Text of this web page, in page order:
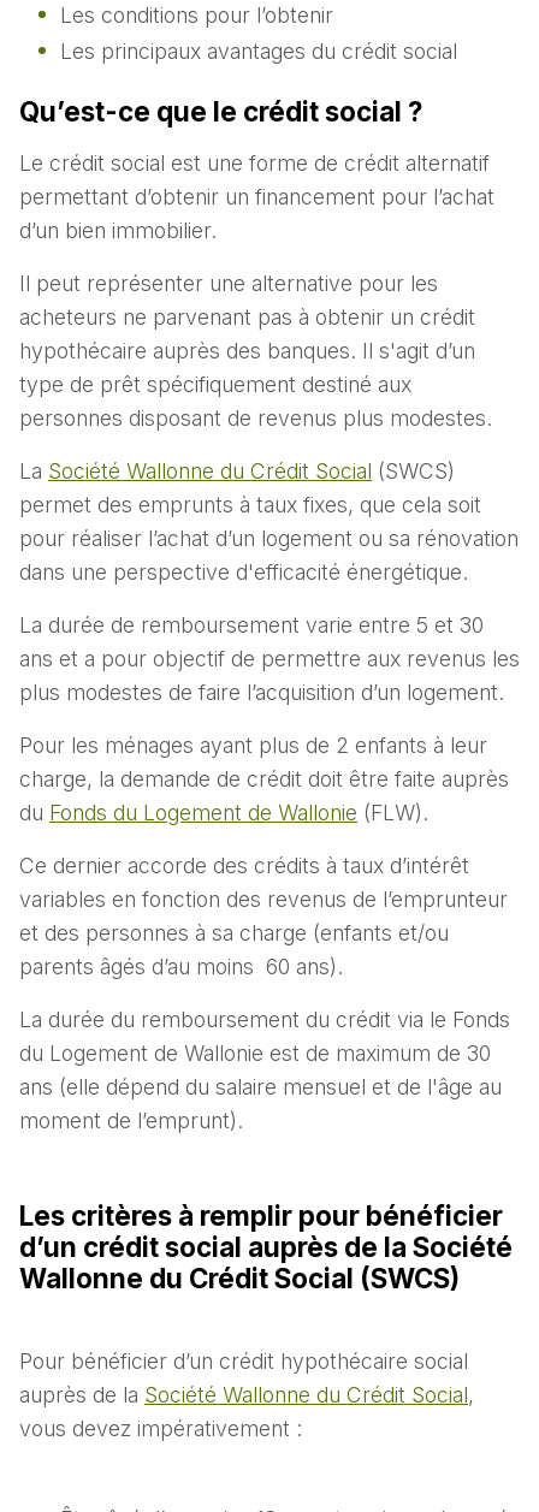
Les conditions pour l’obtenir
Les principaux avantages du crédit social
Qu’est-ce que le crédit social ?
Le crédit social est une forme de crédit alternatif
permettant d’obtenir un financement pour l’achat
d’un bien immobilier.
Il peut représenter une alternative pour les
acheteurs ne parvenant pas à obtenir un crédit
hypothécaire auprès des banques. Il s'agit d’un
type de prêt spécifiquement destiné aux
personnes disposant de revenus plus modestes.
La Société Wallonne du Crédit Social (SWCS)
permet des emprunts à taux fixes, que cela soit
pour réaliser l’achat d’un logement ou sa rénovation
dans une perspective d'efficacité énergétique.
La durée de remboursement varie entre 5 et 30
ans et a pour objectif de permettre aux revenus les
plus modestes de faire l’acquisition d’un logement.
Pour les ménages ayant plus de 2 enfants à leur
charge, la demande de crédit doit être faite auprès
du Fonds du Logement de Wallonie (FLW).
Ce dernier accorde des crédits à taux d’intérêt
variables en fonction des revenus de l’emprunteur
et des personnes à sa charge (enfants et/ou
parents âgés d’au moins 60 ans).
La durée du remboursement du crédit via le Fonds
du Logement de Wallonie est de maximum de 30
ans (elle dépend du salaire mensuel et de l'âge au
moment de l’emprunt).
Les critères à remplir pour bénéficier
d’un crédit social auprès de la Société
Wallonne du Crédit Social (SWCS)
Pour bénéficier d’un crédit hypothécaire social
auprès de la Société Wallonne du Crédit Social,
vous devez impérativement :